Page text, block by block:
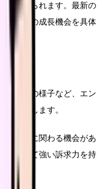
が求められます。最新の
ジニアの成長機会を具体
勉強会の様子など、エン
を紹介します。
や設計に関わる機会があ
に対して強い訴求力を持